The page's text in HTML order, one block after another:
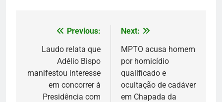
Navegação
Post
Previous:
Laudo relata que
Adélio Bispo
manifestou interesse
em concorrer à
Presidência com
Next:
MPTO acusa homem
por homicídio
qualificado e
ocultação de cadáver
em Chapada da